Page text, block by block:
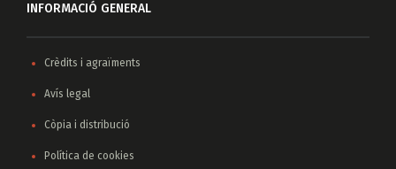
INFORMACIÓ GENERAL
Crèdits i agraïments
Avís legal
Còpia i distribució
Política de cookies